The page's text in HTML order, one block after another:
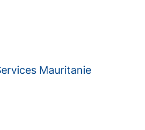
Mauritanie